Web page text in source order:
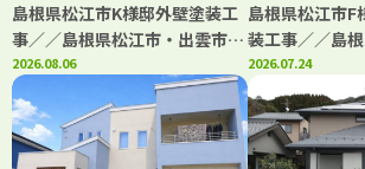
島根県松江市K様邸外壁塗装工
事／／島根県松江市・出雲市・
大田市・雲南市・鳥取県米子
市・境港市の「きじま塗装」
2026.08.06
島根県松江市F
装工事／／島
市・大田市・雲
子市・境港市
2026.07.24